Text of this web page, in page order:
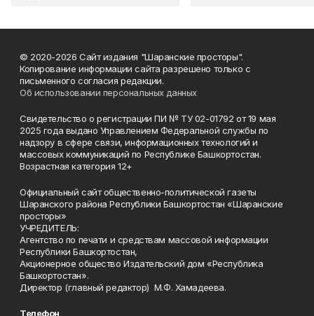
© 2020-2026 Сайт издания "Шаранские просторы".
Копирование информации сайта разрешено только с
письменного согласия редакции.
Об использовании персональных данных
Свидетельство о регистрации ПИ № ТУ 02-01792 от 19 мая
2025 года выдано Управлением Федеральной службы по
надзору в сфере связи, информационных технологий и
массовых коммуникаций по Республике Башкортостан.
Возрастная категория 12+
Официальный сайт общественно-политической газеты
Шаранского района Республики Башкортостан «Шаранские
просторы»
УЧРЕДИТЕЛЬ:
Агентство по печати и средствам массовой информации
Республики Башкортостан,
Акционерное общество Издательский дом «Республика
Башкортостан».
Директор (главный редактор) М.Ф. Хамадеева.
Телефон